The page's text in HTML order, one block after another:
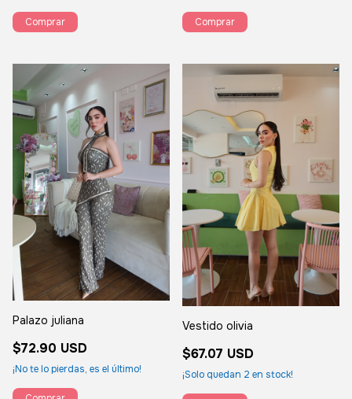
Comprar Comprar
Palazo juliana
$72.90 USD
¡No te lo pierdas, es el último!
Vestido olivia
$67.07 USD
¡Solo quedan 2 en stock!